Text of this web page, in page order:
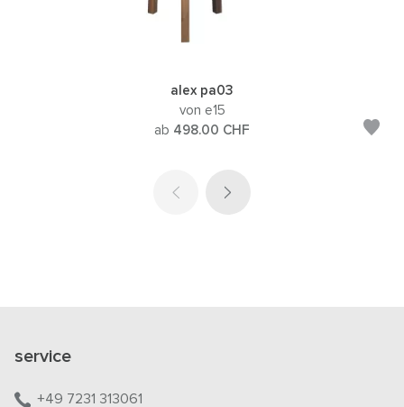
alex pa03
von e15
ab 498.00 CHF
service
+49 7231 313061